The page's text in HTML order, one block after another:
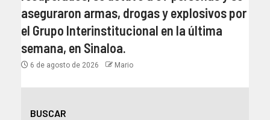
aseguraron armas, drogas y explosivos por
el Grupo Interinstitucional en la última
semana, en Sinaloa.
6 de agosto de 2026 Mario
BUSCAR